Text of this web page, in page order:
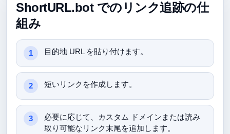
ShortURL.bot でのリンク追跡の仕
組み
目的地 URL を貼り付けます。
短いリンクを作成します。
必要に応じて、カスタム ドメインまたは読み
取り可能なリンク末尾を追加します。